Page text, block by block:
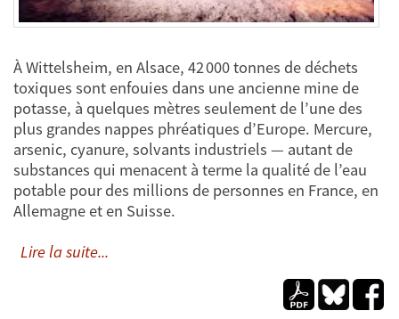
À Wittelsheim, en Alsace, 42 000 tonnes de déchets
toxiques sont enfouies dans une ancienne mine de
potasse, à quelques mètres seulement de l’une des
plus grandes nappes phréatiques d’Europe. Mercure,
arsenic, cyanure, solvants industriels — autant de
substances qui menacent à terme la qualité de l’eau
potable pour des millions de personnes en France, en
Allemagne et en Suisse.
Lire la suite...